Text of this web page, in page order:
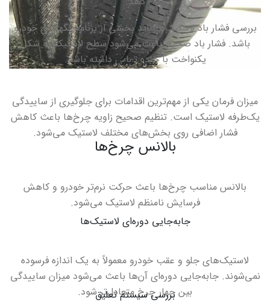
بررسی فشار باد لاستیک‌ها باید بخشی از برنامه نگهداری خودرو
باشد. فشار باد صحیح باعث می‌شود سطح لاستیک به شکل
یکنواخت با جاده تماس داشته باشد. میزان فرمان
میزان فرمان یکی از مهم‌ترین اقدامات برای جلوگیری از ساییدگی
یک‌طرفه لاستیک است. تنظیم صحیح زاویه چرخ‌ها باعث کاهش
فشار اضافی روی بخش‌های مختلف لاستیک می‌شود.
بالانس چرخ‌ها
بالانس مناسب چرخ‌ها باعث حرکت نرم‌تر خودرو و کاهش
فرسایش نامنظم لاستیک می‌شود.
جابه‌جایی دوره‌ای لاستیک‌ها
لاستیک‌های جلو و عقب خودرو معمولاً به یک اندازه فرسوده
نمی‌شوند. جابه‌جایی دوره‌ای آن‌ها باعث می‌شود میزان ساییدگی
بین چهار چرخ متعادل‌تر شود. بررسی سیستم تعلیق